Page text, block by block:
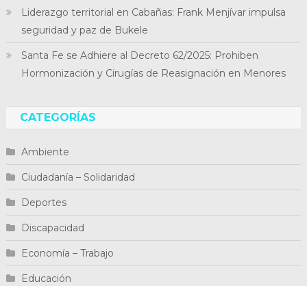
Liderazgo territorial en Cabañas: Frank Menjívar impulsa
seguridad y paz de Bukele
Santa Fe se Adhiere al Decreto 62/2025: Prohiben
Hormonización y Cirugías de Reasignación en Menores
CATEGORÍAS
Ambiente
Ciudadanía – Solidaridad
Deportes
Discapacidad
Economía – Trabajo
Educación